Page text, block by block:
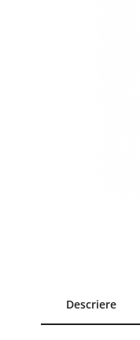
Descriere